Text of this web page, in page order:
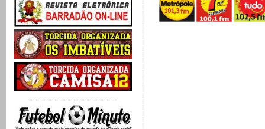
-------------------------------------